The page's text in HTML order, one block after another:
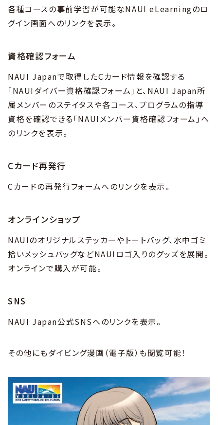
各種コースの事前学習が可能なNAUI eLearningのロ
グイン画面へのリンクを表示。
資格確認フォーム
NAUI Japanで取得したCカード情報を確認する
「NAUIダイバー資格確認フォーム」と、NAUI Japan所
属メンバーのステイタスや各コース、プログラムの指導
資格を確認できる「NAUIメンバー資格確認フォーム」へ
のリンクを表示。
Cカード再発行
Cカードの再発行フォームへのリンクを表示。
オンラインショップ
NAUIのオリジナルステッカーやトートバッグ、水中ゴミ
拾いメッシュバッグなどNAUIロゴ入りのグッズを展開。
オンラインで購入が可能。
SNS
NAUI Japan公式SNSへのリンクを表示。
その他にもダイビング漫画（電子版）も閲覧可能！